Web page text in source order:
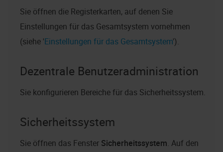
Sie öffnen die Registerkarten, auf denen Sie
Einstellungen für das Gesamtsystem vornehmen
(siehe 'Einstellungen für das Gesamtsystem').
Dezentrale Benutzeradministration
Sie konfigurieren Bereiche für das Sicherheitssystem.
Sicherheitssystem
Sie öffnen das Fenster Sicherheitssystem. Auf den